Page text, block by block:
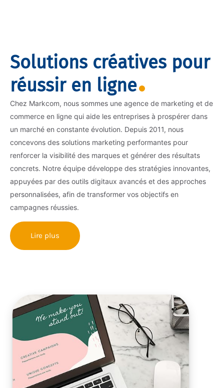
Solutions créatives pour
réussir en ligne
Chez Markcom, nous sommes une agence de marketing et de
commerce en ligne qui aide les entreprises à prospérer dans
un marché en constante évolution. Depuis 2011, nous
concevons des solutions marketing performantes pour
renforcer la visibilité des marques et générer des résultats
concrets. Notre équipe développe des stratégies innovantes,
appuyées par des outils digitaux avancés et des approches
personnalisées, afin de transformer vos objectifs en
campagnes réussies.
Lire plus